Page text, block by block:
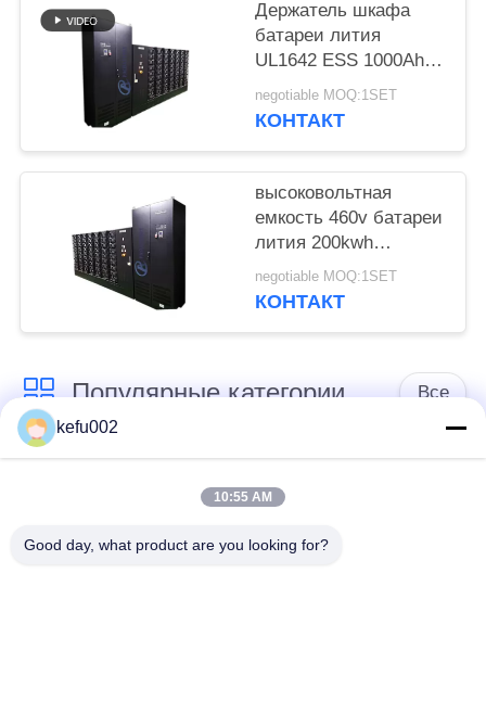
Держатель шкафа
батареи лития
UL1642 ESS 1000Ah
высоковольтный
negotiable MOQ:1SET
КОНТАКТ
высоковольтная
емкость 460v батареи
лития 200kwh
большая для
накопления энергии
negotiable MOQ:1SET
КОНТАКТ
Популярные категории Все
Глубокая батарея
цикла ЛиФеПо4
Перезаряжаемые
Солнечная батарея
kefu002
10:55 AM
Good day, what product are you looking for?